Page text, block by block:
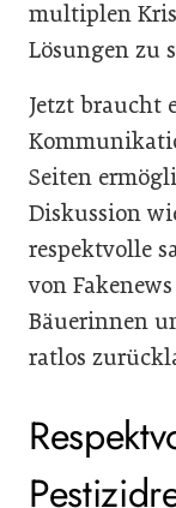
multiplen
Lösungen zu
Jetzt braucht
Seiten
Diskussion
respektvolle
von
Bäuerinnen
ratlos